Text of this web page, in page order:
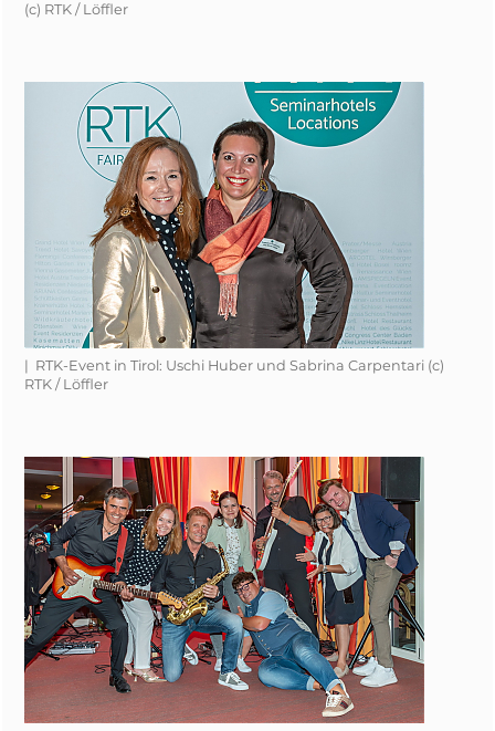
(c) RTK / Löffler
| RTK-Event in Tirol: Uschi Huber und Sabrina Carpentari (c)
RTK / Löffler